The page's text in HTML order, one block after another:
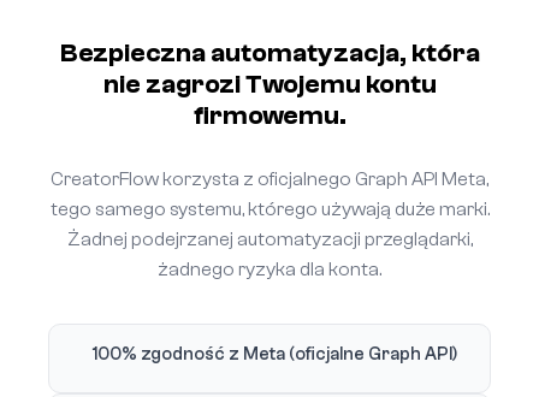
Bezpieczna automatyzacja, która
nie zagrozi Twojemu kontu
firmowemu.
CreatorFlow korzysta z oficjalnego Graph API Meta,
tego samego systemu, którego używają duże marki.
Żadnej podejrzanej automatyzacji przeglądarki,
żadnego ryzyka dla konta.
100% zgodność z Meta (oficjalne Graph API)